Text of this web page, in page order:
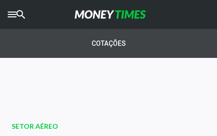
AGROTIMES
Newsletters
COTAÇÕES
SETOR AÉREO